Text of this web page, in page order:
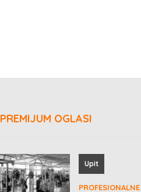
PREMIJUM OGLASI
Upit
PROFESIONALNE